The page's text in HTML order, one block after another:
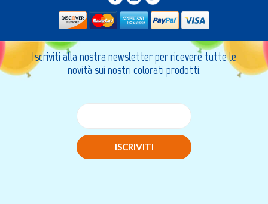
Iscriviti alla nostra newsletter per ricevere tutte le
novità sui nostri colorati prodotti.
ISCRIVITI